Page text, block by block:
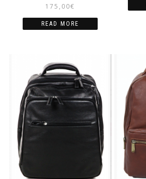
175,00€
READ MORE